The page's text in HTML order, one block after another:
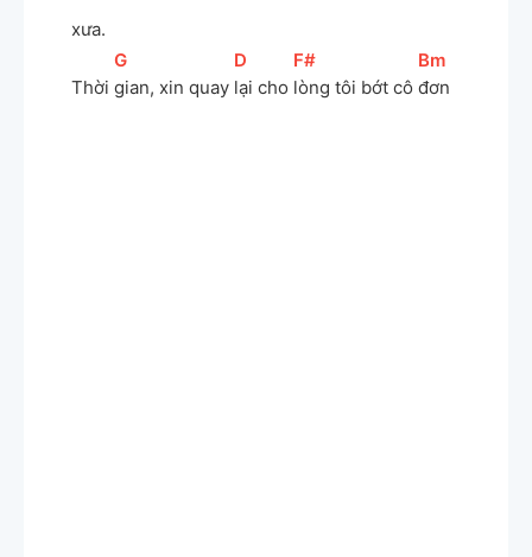
xưa.
Thời
[
G
gian, xin quay
[D
lại cho
[F#
lòng tôi bớt cô
[Bm
đơn